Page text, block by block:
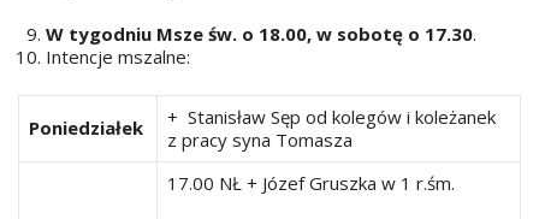
W tygodniu Msze św. o 18.00, w sobotę o 17.30.
Intencje mszalne:
Poniedziałek
+ Stanisław Sęp od kolegów i koleżanek
z pracy syna Tomasza
17.00 NŁ + Józef Gruszka w 1 r.śm.